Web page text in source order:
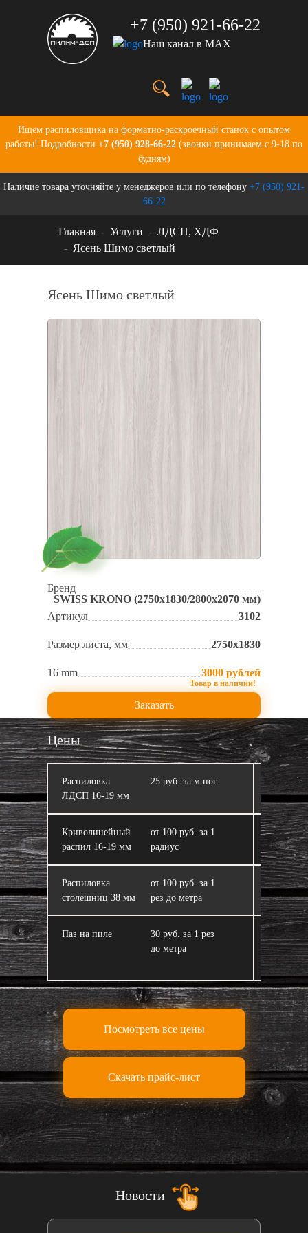
+7 (950) 921-66-22
Наш канал в MAX
Услуги
Портфолио
Производство
Бланки для заказов
Ищем распиловщика на форматно-раскроечный станок с опытом
работы! Подробности +7 (950) 928-66-22 (звонки принимаем с 9-18 по
будням)
Наличие товара уточняйте у менеджеров или по телефону +7 (950) 921-
66-22
Главная Услуги
ЛДСП, ХДФ
Ясень Шимо светлый
Ясень Шимо светлый
Бренд
SWISS KRONO (2750x1830/2800x2070 мм)
Артикул
3102
Размер листа, мм 2750х1830
16 mm 3000 рублей
Заказать
Цены
Распиловка
ЛДСП 16‑19 мм
25 руб. за м.пог.
Криволинейный
распил 16‑19 мм
от 100 руб. за 1
радиус
ЛДСП
Распиловка
столешниц 38 мм
от 100 руб. за 1
рез до метра
Склейка
из ЛДСП
Паз на пиле
30 руб. за 1 рез
до метра
Завал
Посмотреть все цены
Скачать прайс-лист
Новости